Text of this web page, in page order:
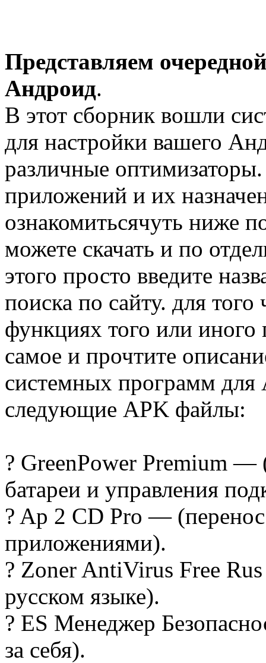
Представляем
Андроид.
В этот сборник вошли
для настройки вашего
различные
приложений и их
ознакомитьсячуть ниже
можете скачать и по
этого просто введите
поиска по сайту. для
функциях того или иного
самое и прочтите
системных программ
следующие APK файлы:
? GreenPower Premium —
батареи и управления
? Ap 2 CD Pro —
приложениями).
? Zoner AntiVirus Free
русском языке).
? ES Менеджер
за себя).